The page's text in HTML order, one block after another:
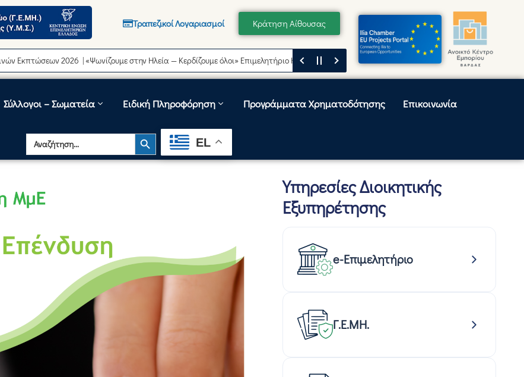
Τραπεζικοί Λογαριασμοί Κράτηση Αίθουσας
2026 | «Ψωνίζουμε στην Ηλεία — Κερδίζουμε όλοι» Επιμελητήριο Ηλείας Μήνυμα του Προέδρου του Επιμελητηρίου Ηλείας,
Σύλλογοι – Σωματεία Ειδική Πληροφόρηση Προγράμματα Χρηματοδότησης Επικοινωνία
Search
for:
Search Button
EL
Υπηρεσίες Διοικητικής
Εξυπηρέτησης
e-Επιμελητήριο
Γ.Ε.ΜΗ.